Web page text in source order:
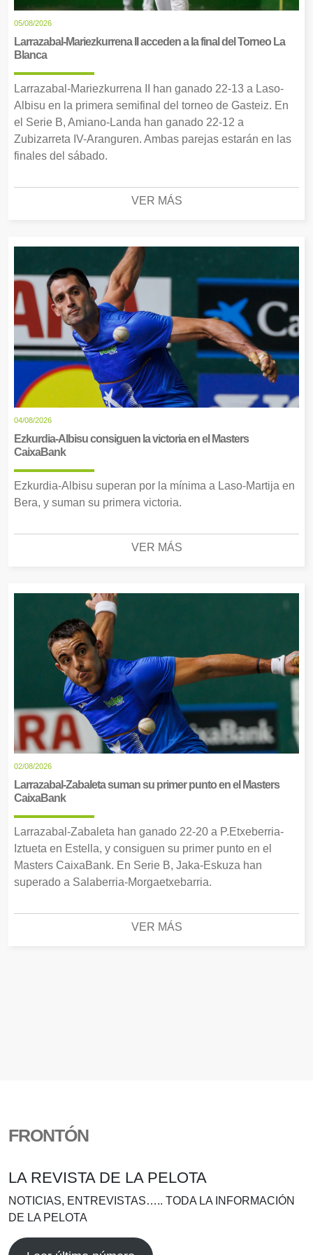
05/08/2026
Larrazabal-Mariezkurrena II acceden a la final del Torneo La
Blanca
Larrazabal-Mariezkurrena II han ganado 22-13 a Laso-
Albisu en la primera semifinal del torneo de Gasteiz. En
el Serie B, Amiano-Landa han ganado 22-12 a
Zubizarreta IV-Aranguren. Ambas parejas estarán en las
finales del sábado.
VER MÁS
04/08/2026
Ezkurdia-Albisu consiguen la victoria en el Masters
CaixaBank
Ezkurdia-Albisu superan por la mínima a Laso-Martija en
Bera, y suman su primera victoria.
VER MÁS
02/08/2026
Larrazabal-Zabaleta suman su primer punto en el Masters
CaixaBank
Larrazabal-Zabaleta han ganado 22-20 a P.Etxeberria-
Iztueta en Estella, y consiguen su primer punto en el
Masters CaixaBank. En Serie B, Jaka-Eskuza han
superado a Salaberria-Morgaetxebarria.
VER MÁS
FRONTÓN
LA REVISTA DE LA PELOTA
NOTICIAS, ENTREVISTAS….. TODA LA INFORMACIÓN
DE LA PELOTA